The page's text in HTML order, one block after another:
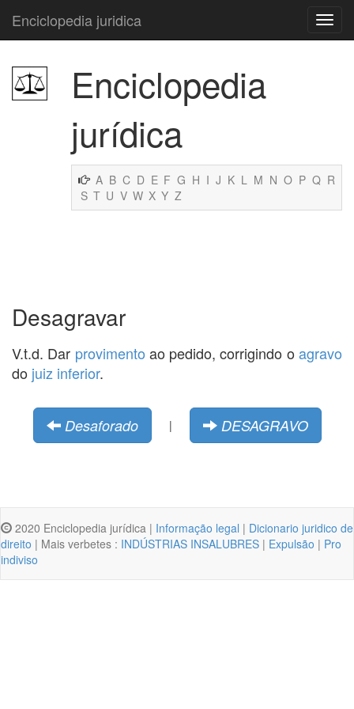
Enciclopedia juridica
Enciclopedia
jurídica
A B C D E F G H I J K L M N O P Q R
S T U V W X Y Z
Desagravar
V.t.d. Dar provimento ao pedido, corrigindo oagravo
do juiz inferior.
Desaforado | DESAGRAVO
2020 Enciclopedia jurídica | Informação legal | Dicionario juridico de
direito | Mais verbetes : INDÚSTRIAS INSALUBRES | Expulsão | Pro
indiviso